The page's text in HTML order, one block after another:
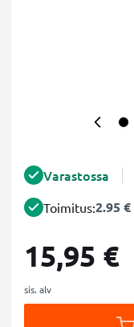
Varastossa
Toimitus:2.95 €
15,95 €
sis. alv